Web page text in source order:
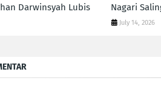
Darwinsyah Lubis
Nagari
July 14, 2026